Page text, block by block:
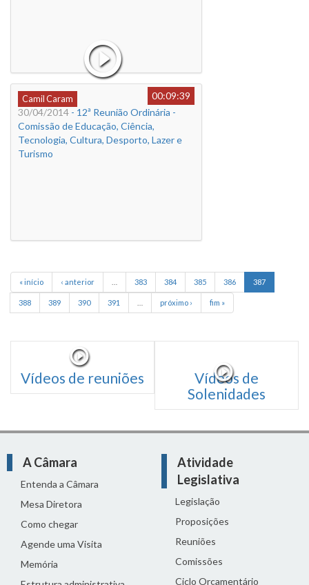
Camil Caram
00:09:39
30/04/2014 - 12ª Reunião Ordinária -
Comissão de Educação, Ciência,
Tecnologia, Cultura, Desporto, Lazer e
Turismo
« início ‹ anterior 383 384 385 386 387
388 389 390 391 próximo › fim »
Vídeos de reuniões
Vídeos de
Solenidades
A Câmara
Entenda a Câmara
Mesa Diretora
Como chegar
Agende uma Visita
Memória
Atividade
Legislativa
Legislação
Proposições
Reuniões
Comissões
Ciclo Orçamentário